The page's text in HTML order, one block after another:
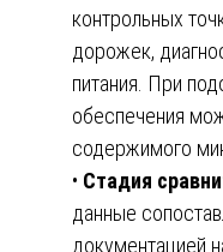
контрольных
дорожек,
питания. При
обеспечения
содержимого
• Стадия
данные
документацией